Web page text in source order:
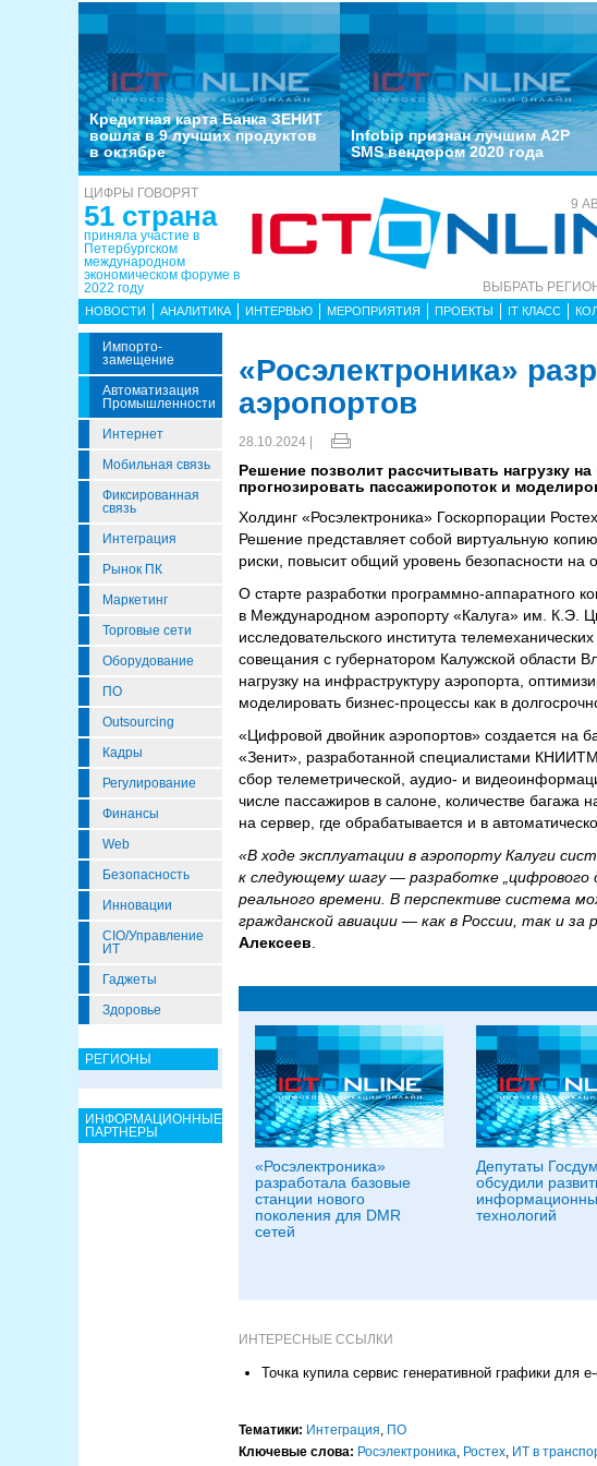
Кредитная карта Банка ЗЕНИТ
вошла в 9 лучших продуктов
в октябре
Infobip признан лучшим A2P
SMS вендором 2020 года
ЦИФРЫ ГОВОРЯТ
51 страна
приняла участие в
Петербургском
международном
экономическом форуме в
2022 году
9
ВЫБРАТЬ
НОВОСТИ АНАЛИТИКА ИНТЕРВЬЮ МЕРОПРИЯТИЯ ПРОЕКТЫ IT КЛАСС
Импорто­
Замещение
Автоматизация
Промышленности
Интернет
Мобильная связь
Фиксированная
связь
Интеграция
Рынок ПК
Маркетинг
Торговые сети
Оборудование
ПО
Outsourcing
Кадры
Регулирование
Финансы
Web
Безопасность
Инновации
CIO/Управление
ИТ
Гаджеты
Здоровье
РЕГИОНЫ
ИНФОРМАЦИОННЫЕ
ПАРТНЕРЫ
«Росэлектроника»
аэропортов
28.10.2024 |
Решение позволит рассчитывать нагрузку
прогнозировать пассажиропоток и
Холдинг «Росэлектроника» Госкорпорации
Решение представляет собой виртуальную
риски, повысит общий уровень безопасности на
О старте разработки программно-аппаратного
в Международном аэропорту «Калуга» им. К.Э.
исследовательского института
совещания с губернатором Калужской области
нагрузку на инфраструктуру аэропорта,
моделировать бизнес-процессы как в
«Цифровой двойник аэропортов» создается на
«Зенит», разработанной специалистами
сбор телеметрической, аудио- и
числе пассажиров в салоне, количестве багажа
на сервер, где обрабатывается и в
«В ходе эксплуатации в аэропорту Калуги
к следующему шагу — разработке „цифрового
реального времени. В перспективе система
гражданской авиации — как в России, так и за
Алексеев
«Росэлектроника»
разработала базовые
станции нового
поколения для DMR
сетей
Депутаты
обсудили
технологий
ИНТЕРЕСНЫЕ ССЫЛКИ
Точка купила сервис генеративной графики для
Тематики: Интеграция, ПО
Ключевые слова: Росэлектроника, Ростех, ИТ в